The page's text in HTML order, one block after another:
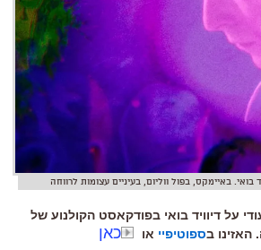
בואי. באיימקס, בפול ווליום, בעיניים עצומות לרווחה
על דיוויד בואי בפודקאסט הקולנוע של
האזינו בספוטיפיי או כאן